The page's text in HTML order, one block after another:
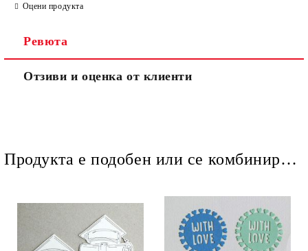
Оцени продукта
Ревюта
Отзиви и оценка от клиенти
Продукта е подобен или се комбинира добре и със следните продукти :